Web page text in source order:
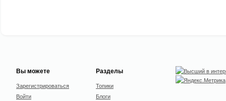
Вы можете
Зарегистрироваться
Войти
Разделы
Топики
Блоги